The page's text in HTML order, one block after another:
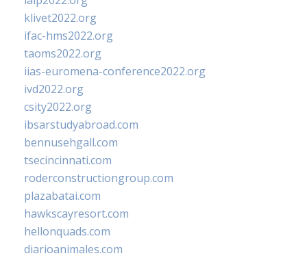
klivet2022.org
ifac-hms2022.org
taoms2022.org
iias-euromena-conference2022.org
ivd2022.org
csity2022.org
ibsarstudyabroad.com
bennusehgall.com
tsecincinnati.com
roderconstructiongroup.com
plazabatai.com
hawkscayresort.com
hellonquads.com
diarioanimales.com